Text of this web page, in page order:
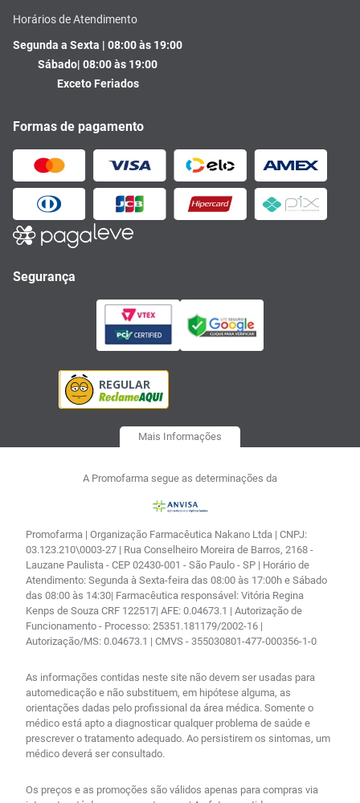
Horários de Atendimento
Segunda a Sexta | 08:00 às 19:00
Sábado| 08:00 às 19:00
Exceto Feriados
Formas de pagamento
Segurança
Mais Informações
A Promofarma segue as determinações da
Promofarma | Organização Farmacêutica Nakano Ltda | CNPJ:
03.123.210\0003-27 | Rua Conselheiro Moreira de Barros, 2168 -
Lauzane Paulista - CEP 02430-001 - São Paulo - SP | Horário de
Atendimento: Segunda à Sexta-feira das 08:00 às 17:00h e Sábado
das 08:00 às 14:30| Farmacêutica responsável: Vitória Regina
Kenps de Souza CRF 122517| AFE: 0.04673.1 | Autorização de
Funcionamento - Processo: 25351.181179/2002-16 |
Autorização/MS: 0.04673.1 | CMVS - 355030801-477-000356-1-0
As informações contidas neste site não devem ser usadas para
automedicação e não substituem, em hipótese alguma, as
orientações dadas pelo profissional da área médica. Somente o
médico está apto a diagnosticar qualquer problema de saúde e
prescrever o tratamento adequado. Ao persistirem os sintomas, um
médico deverá ser consultado.
Os preços e as promoções são válidos apenas para compras via